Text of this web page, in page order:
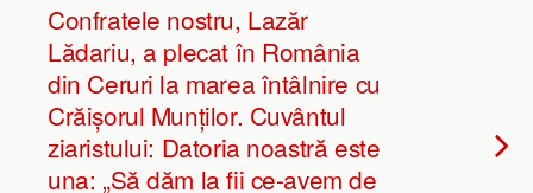
Confratele nostru, Lazăr
Lădariu, a plecat în România
din Ceruri la marea întâlnire cu
Crăișorul Munților. Cuvântul
ziaristului: Datoria noastră este
una: „Să dăm la fii ce-avem de